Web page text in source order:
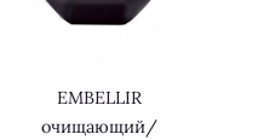
EMBELLIR
очищающий/